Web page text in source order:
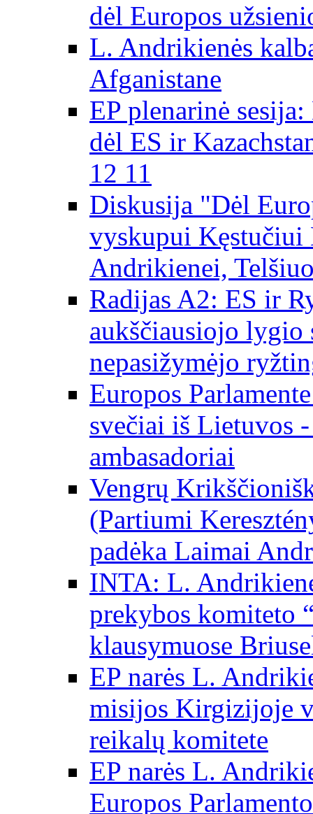
dėl Europos
L. Andrikienės
Afganistane
EP plenarinė
dėl ES ir
12 11
Diskusija "Dėl
vyskupui Kęstučiui
Andrikienei,
Radijas A2: ES ir
aukščiausiojo
nepasižymėjo
Europos
svečiai iš Lietuvos
ambasadoriai
Vengrų
(Partiumi
padėka Laimai
INTA: L.
prekybos komiteto
klausymuose
EP narės L.
misijos Kirgizijoje
reikalų komitete
EP narės L.
Europos